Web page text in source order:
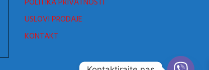
USLOVI PRODAJE
KONTAKT